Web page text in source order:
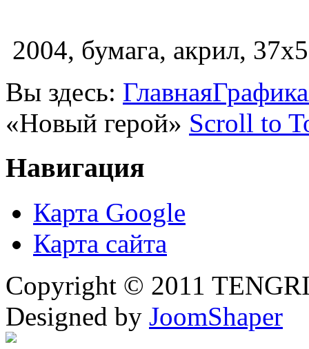
2004, бумага, акрил,
Вы здесь: ГлавнаяГрафика
«Новый герой» Scroll to
Навигация
Карта Google
Карта сайта
Copyright © 2011
Designed by JoomShaper